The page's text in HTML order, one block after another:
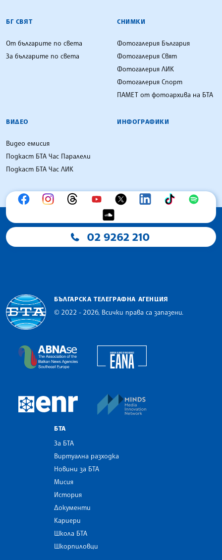
БГ СВЯТ
От българите по света
За българите по света
СНИМКИ
Фотогалерия България
Фотогалерия Свят
Фотогалерия ЛИК
Фотогалерия Спорт
ПАМЕТ от фотоархива на БТА
ВИДЕО
Видео емисия
Подкаст БТА Час Паралели
Подкаст БТА Час ЛИК
ИНФОГРАФИКИ
02 9262 210
БЪЛГАРСКА ТЕЛЕГРАФНА АГЕНЦИЯ
© 2022 - 2026, Всички права са запазени.
The Assocoation of the Balkan News Agencies
European Newsroom
БТА
За БТА
Виртуална разходка
Новини за БТА
Мисия
История
Документи
Кариери
Школа БТА
Шкорпиловци